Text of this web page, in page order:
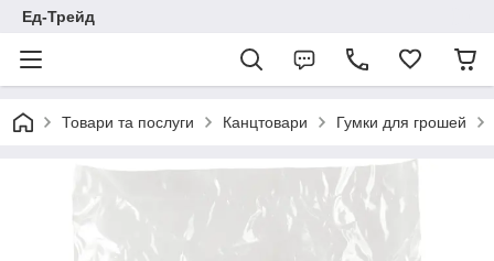
Ед-Трейд
Товари та послуги Канцтовари Гумки для грошей